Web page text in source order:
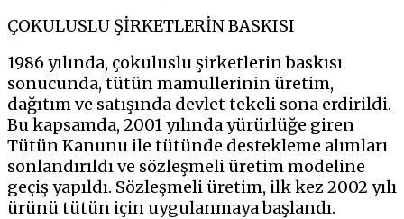
ÇOKULUSLU ŞİRKETLERİN BASKISI
1986 yılında, çokuluslu şirketlerin baskısı
sonucunda, tütün mamullerinin üretim,
dağıtım ve satışında devlet tekeli sona erdirildi.
Bu kapsamda, 2001 yılında yürürlüğe giren
Tütün Kanunu ile tütünde destekleme alımları
sonlandırıldı ve sözleşmeli üretim modeline
geçiş yapıldı. Sözleşmeli üretim, ilk kez 2002 yılı
ürünü tütün için uygulanmaya başlandı.